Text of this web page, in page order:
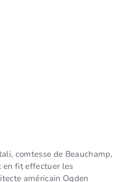
comtesse de Beauchamp,
en fit effectuer les
américain Ogden